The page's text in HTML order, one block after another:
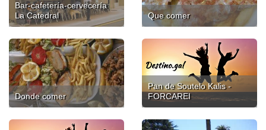
Bar-cafetería-cervecería
La Catedral
Que comer
Donde comer
Pan de Soutelo Kalis -
FORCAREI